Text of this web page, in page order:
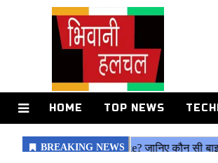
HOME TOP NEWS